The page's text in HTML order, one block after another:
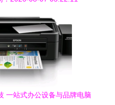
一站式办公设备与品牌电脑